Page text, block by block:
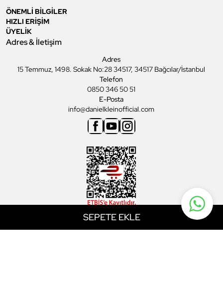
SEPETE EKLE
ÖNEMLİ BİLGİLER
HIZLI ERİŞİM
ÜYELİK
Adres & İletişim
Adres
15 Temmuz, 1498. Sokak No:28 34517, 34517 Bağcılar/İstanbul
Telefon
0850 346 50 51
E-Posta
info@danielkleinofficial.com
Facebook
YoutubeInstagram